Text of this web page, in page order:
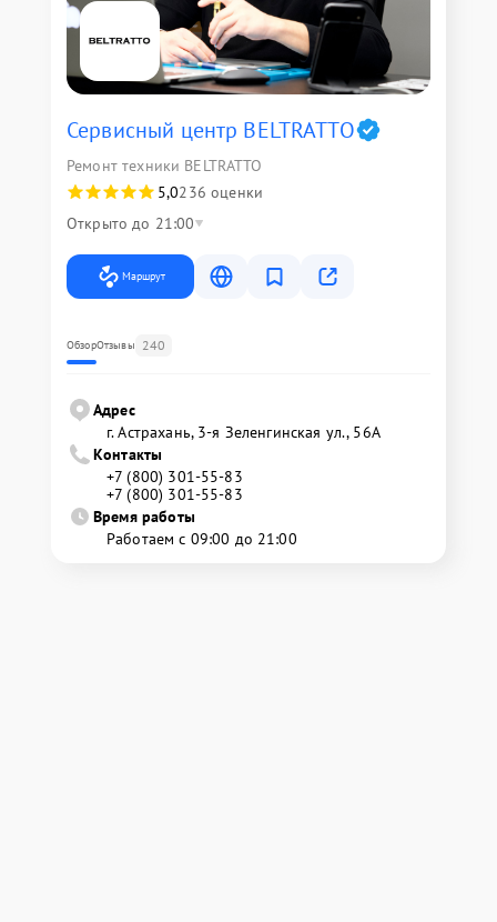
Сервисный центр BELTRATTO
Ремонт техники BELTRATTO
5,0236 оценки
Открыто до 21:00
Маршрут
ОбзорОтзывы 240
Адрес
г. Астрахань, 3-я Зеленгинская ул., 56А
Контакты
+7 (800) 301-55-83
+7 (800) 301-55-83
Время работы
Работаем с 09:00 до 21:00